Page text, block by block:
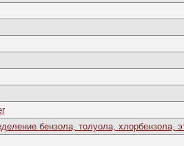
бензола, толуола, хлорбензола,